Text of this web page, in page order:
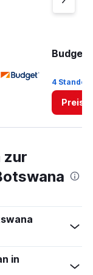
Budget
4
Preise
zur
in